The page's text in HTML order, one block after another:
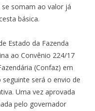
se somam ao valor já
básica.
Estado da Fazenda
ao Convênio 224/17
(Confaz) em
será o envio de
Uma vez aprovada
pelo governador